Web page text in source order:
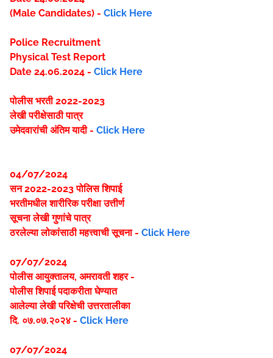
(Male Candidates) - Click Here
Police Recruitment
Physical Test Report
Date 24.06.2024 - Click Here
पोलीस भरती 2022-2023
लेखी परीक्षेसाठी पात्र
उमेदवारांची अंतिम यादी - Click Here
04/07/2024
सन 2022-2023 पोलिस शिपाई
भरतीमधील शारीरिक परीक्षा उत्तीर्ण
सूचना लेखी गुणांचे पात्र
ठरलेल्या लोकांसाठी महत्त्वाची सूचना - Click Here
07/07/2024
पोलीस आयुक्तालय, अमरावती शहर -
पोलीस शिपाई पदाकरीता घेण्यात
आलेल्या लेखी परिक्षेची उत्तरतालीका
दि. ०७.०७.२०२४ - Click Here
07/07/2024